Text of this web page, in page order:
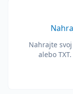
Nahrajte svoj
alebo